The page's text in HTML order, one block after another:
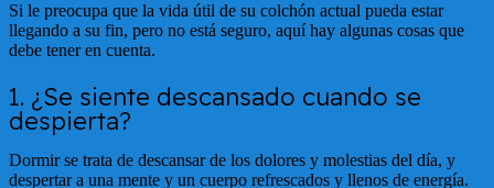
Si le preocupa que la vida útil de su colchón actual pueda estar
llegando a su fin, pero no está seguro, aquí hay algunas cosas que
debe tener en cuenta.
1. ¿Se siente descansado cuando se
despierta?
Dormir se trata de descansar de los dolores y molestias del día, y
despertar a una mente y un cuerpo refrescados y llenos de energía.